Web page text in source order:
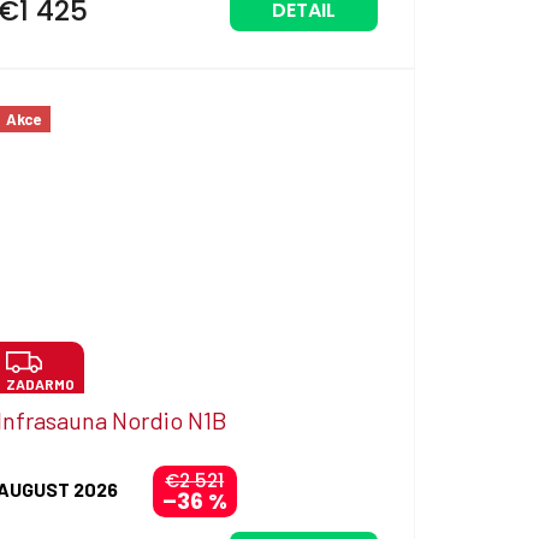
425 DETAIL
Akce
Z
A
D
R
ZADARMO
€2 521
–36 %
Nordio N1B
2026